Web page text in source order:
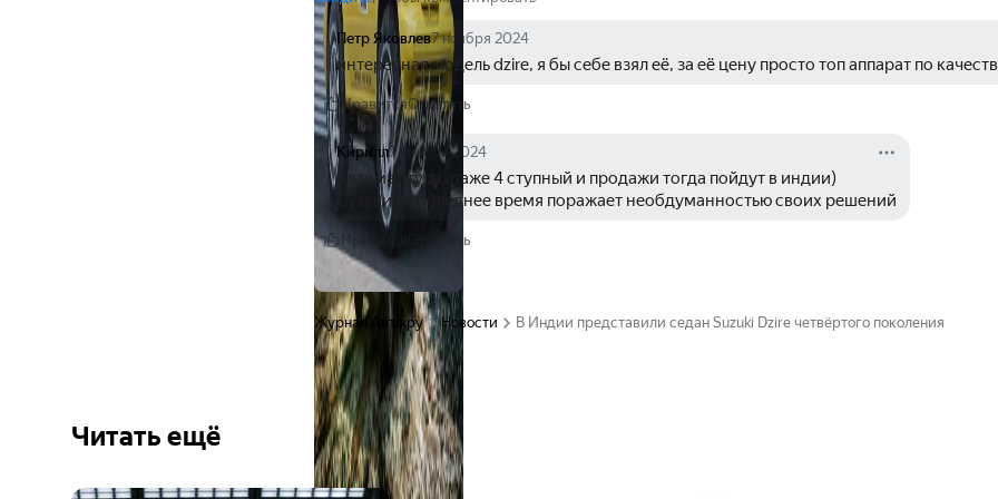
Петр Яковлев7 ноября 2024
интересная модель dzire, я бы себе взял её, за её цену просто топ аппарат по
НравитсяОтветить
Кирилл7 ноября 2024
Автомат туда, даже 4 ступный и продажи тогда пойдут в индии)
Сузуки в последнее время поражает необдуманностью своих решений
Нравится Ответить
Журнал Авто.ру Новости В Индии представили седан Suzuki Dzire четвёртого поколения
Читать ещё